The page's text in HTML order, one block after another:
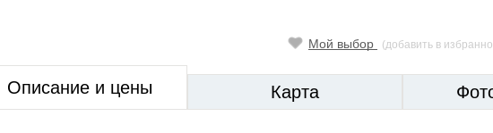
Мой выбор (добавить в
Описание и цены Карта